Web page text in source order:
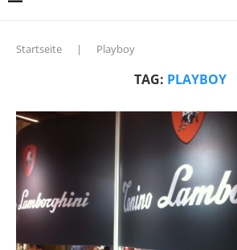
Startseite | Playboy
TAG: PLAYBOY